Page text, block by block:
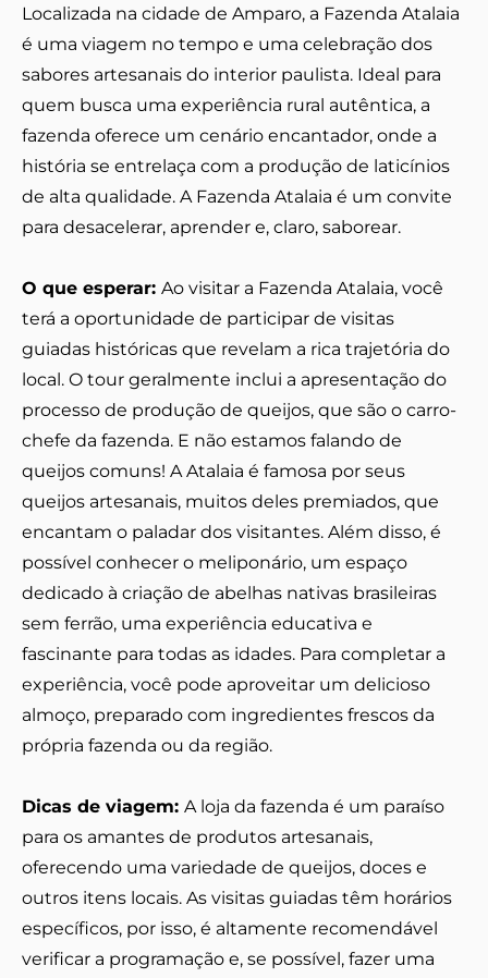
Localizada na cidade de Amparo, a Fazenda Atalaia
é uma viagem no tempo e uma celebração dos
sabores artesanais do interior paulista. Ideal para
quem busca uma experiência rural autêntica, a
fazenda oferece um cenário encantador, onde a
história se entrelaça com a produção de laticínios
de alta qualidade. A Fazenda Atalaia é um convite
para desacelerar, aprender e, claro, saborear.
O que esperar: Ao visitar a Fazenda Atalaia, você
terá a oportunidade de participar de visitas
guiadas históricas que revelam a rica trajetória do
local. O tour geralmente inclui a apresentação do
processo de produção de queijos, que são o carro-
chefe da fazenda. E não estamos falando de
queijos comuns! A Atalaia é famosa por seus
queijos artesanais, muitos deles premiados, que
encantam o paladar dos visitantes. Além disso, é
possível conhecer o meliponário, um espaço
dedicado à criação de abelhas nativas brasileiras
sem ferrão, uma experiência educativa e
fascinante para todas as idades. Para completar a
experiência, você pode aproveitar um delicioso
almoço, preparado com ingredientes frescos da
própria fazenda ou da região.
Dicas de viagem: A loja da fazenda é um paraíso
para os amantes de produtos artesanais,
oferecendo uma variedade de queijos, doces e
outros itens locais. As visitas guiadas têm horários
específicos, por isso, é altamente recomendável
verificar a programação e, se possível, fazer uma